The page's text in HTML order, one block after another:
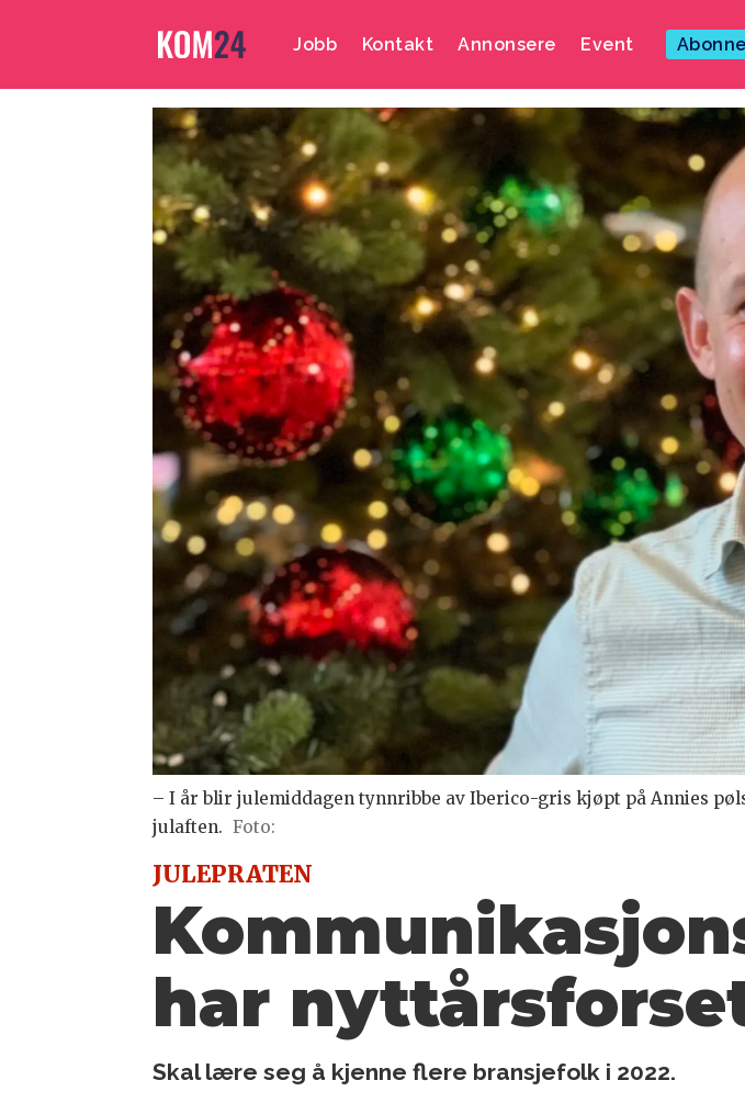
Jobb Kontakt Annonsere Event
– I år blir julemiddagen tynnribbe av Iberico-gris kjøpt på Annies
julaften. Foto:
JULEPRATEN
har
Skal lære seg å kjenne flere bransjefolk i 2022.